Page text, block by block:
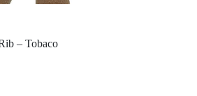
– Tobaco